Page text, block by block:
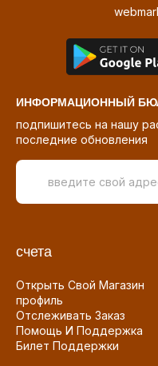
ИНФОРМАЦИОННЫЙ
подпишитесь на нашу
последние обновления
счета
Открыть Свой Магазин
профиль
Отслеживать Заказ
Помощь И Поддержка
Билет Поддержки